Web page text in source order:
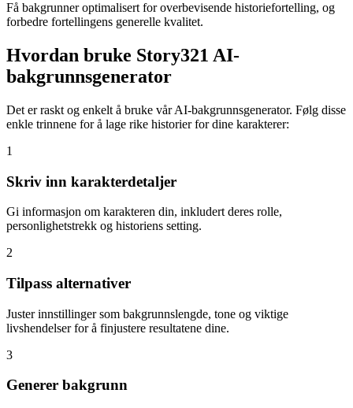
Få bakgrunner optimalisert for overbevisende historiefortelling, og
forbedre fortellingens generelle kvalitet.
Hvordan bruke Story321 AI-
bakgrunnsgenerator
Det er raskt og enkelt å bruke vår AI-bakgrunnsgenerator. Følg disse
enkle trinnene for å lage rike historier for dine karakterer:
1
Skriv inn karakterdetaljer
Gi informasjon om karakteren din, inkludert deres rolle,
personlighetstrekk og historiens setting.
2
Tilpass alternativer
Juster innstillinger som bakgrunnslengde, tone og viktige
livshendelser for å finjustere resultatene dine.
3
Generer bakgrunn